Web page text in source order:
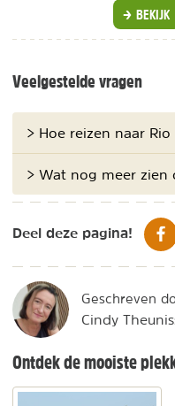
BEKIJK
Veelgestelde vragen
> Hoe reizen naar Rio
> Wat nog meer zien
Deel deze pagina!
Geschreven
Cindy
Ontdek de mooiste